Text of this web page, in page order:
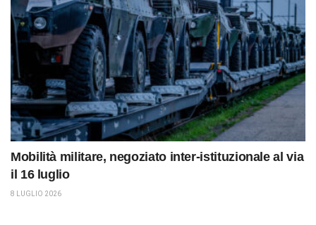
Mobilità militare, negoziato inter-istituzionale al via
il 16 luglio
8 LUGLIO 2026